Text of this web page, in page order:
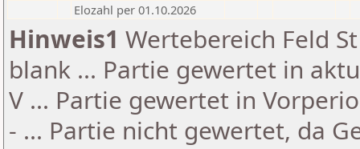
Elozahl per 01.10.2026
Hinweis1 Wertebereich Feld
blank ... Partie gewertet in
V ... Partie gewertet in
- ... Partie nicht gewertet, da